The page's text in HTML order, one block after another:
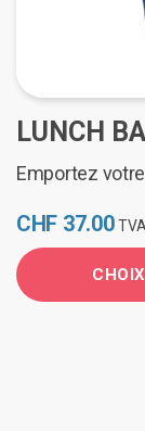
LUNCH
Emportez
CHF 37.00